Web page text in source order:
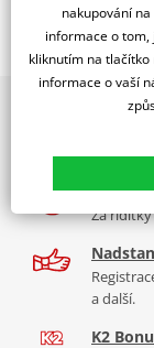
Popis a
Jsme
dealer značky
Řetězová sada -
Řetěz 520 SRO6
pádem je
nebo motokrosek.
na trhu má ZST.
2x
9
díly, to
Více
Za
a další.
K2
nakupování
informace o tom,
kliknutím na
informace o vaší